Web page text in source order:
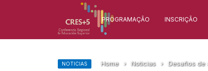
PROGRAMAÇÃO INSCRIÇÃO
NOTICIAS Home › Noticias › Desafios de